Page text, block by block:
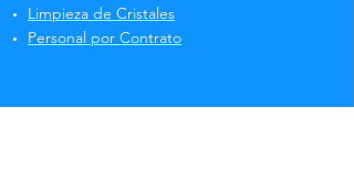
Limpieza de Cristales
Personal por Contrato